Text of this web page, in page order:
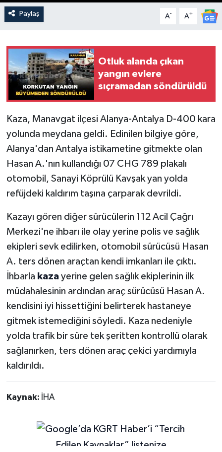
Paylaş A- A+
Otluk alanda çıkan
yangın evlere
sıçramadan söndürüldü
Kaza, Manavgat ilçesi Alanya-Antalya D-400 kara
yolunda meydana geldi. Edinilen bilgiye göre,
Alanya'dan Antalya istikametine gitmekte olan
Hasan A.'nın kullandığı 07 CHG 789 plakalı
otomobil, Sanayi Köprülü Kavşak yan yolda
refüjdeki kaldırım taşına çarparak devrildi.
Kazayı gören diğer sürücülerin 112 Acil Çağrı
Merkezi'ne ihbarı ile olay yerine polis ve sağlık
ekipleri sevk edilirken, otomobil sürücüsü Hasan
A. ters dönen araçtan kendi imkanları ile çıktı.
İhbarla kazayerine gelen sağlık ekiplerinin ilk
müdahalesinin ardından araç sürücüsü Hasan A.
kendisini iyi hissettiğini belirterek hastaneye
gitmek istemediğini söyledi. Kaza nedeniyle
yolda trafik bir süre tek şeritten kontrollü olarak
sağlanırken, ters dönen araç çekici yardımıyla
kaldırıldı.
Kaynak: İHA